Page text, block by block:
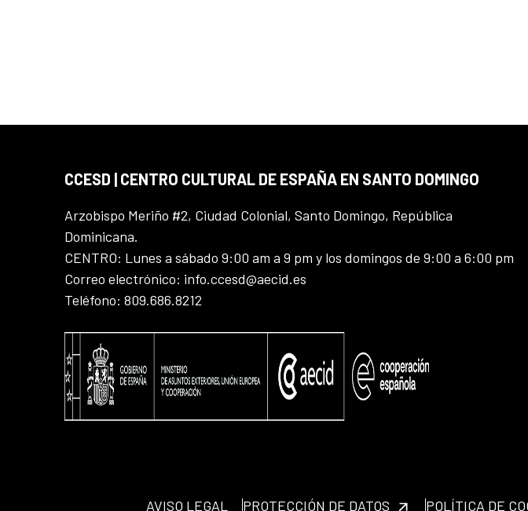
CCESD | CENTRO CULTURAL DE ESPAÑA EN SANTO DOMINGO
Arzobispo Meriño #2, Ciudad Colonial, Santo Domingo, República
Dominicana.
CENTRO: Lunes a sábado 9:00 am a 9 pm y los domingos de 9:00 a 6:00 pm
Correo electrónico: info.ccesd@aecid.es
Teléfono: 809.686.8212
AVISO LEGAL PROTECCIÓN DE DATOS POLÍTICA DE